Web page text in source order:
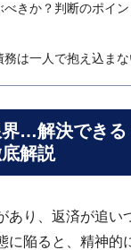
べきか？判断のポイン
務は一人で抱え込ま
…解決できる
解説
あり、返済が追い
に陥ると、精神的